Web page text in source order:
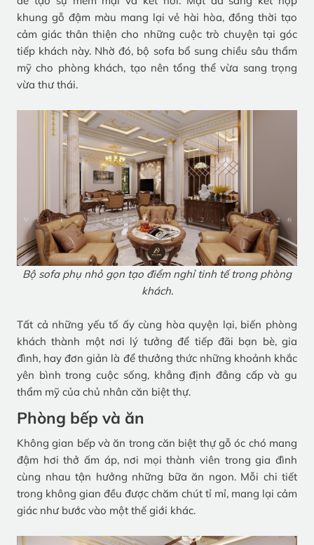
khung gỗ đậm màu mang lại vẻ hài hòa, đồng thời tạo
cảm giác thân thiện cho những cuộc trò chuyện tại góc
tiếp khách này. Nhờ đó, bộ sofa bổ sung chiều sâu thẩm
mỹ cho phòng khách, tạo nên tổng thể vừa sang trọng
vừa thư thái.
Bộ sofa phụ nhỏ gọn tạo điểm nghỉ tinh tế trong phòng
khách.
Tất cả những yếu tố ấy cùng hòa quyện lại, biến phòng
khách thành một nơi lý tưởng để tiếp đãi bạn bè, gia
đình, hay đơn giản là để thưởng thức những khoảnh khắc
yên bình trong cuộc sống, khẳng định đẳng cấp và gu
thẩm mỹ của chủ nhân căn biệt thự.
Phòng bếp và ăn
Không gian bếp và ăn trong căn biệt thự gỗ óc chó mang
đậm hơi thở ấm áp, nơi mọi thành viên trong gia đình
cùng nhau tận hưởng những bữa ăn ngon. Mỗi chi tiết
trong không gian đều được chăm chút tỉ mỉ, mang lại cảm
giác như bước vào một thế giới khác.